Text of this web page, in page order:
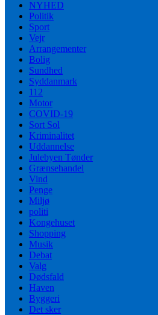
NYHED
Politik
Sport
Vejr
Arrangementer
Bolig
Sundhed
Syddanmark
112
Motor
COVID-19
Sort Sol
Kriminalitet
Uddannelse
Julebyen Tønder
Grænsehandel
Vind
Penge
Miljø
politi
Kongehuset
Shopping
Musik
Debat
Valg
Dødsfald
Haven
Byggeri
Det sker